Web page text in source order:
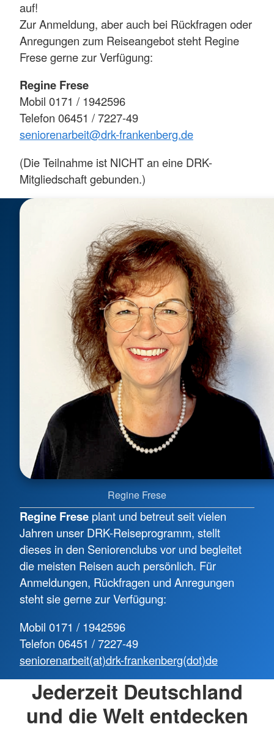
auf!
Zur Anmeldung, aber auch bei Rückfragen oder
Anregungen zum Reiseangebot steht Regine
Frese gerne zur Verfügung:
Regine Frese
Mobil 0171 / 1942596
Telefon 06451 / 7227-49
seniorenarbeit@drk-frankenberg.de
(Die Teilnahme ist NICHT an eine DRK-
Mitgliedschaft gebunden.)
Regine Frese
Regine Frese plant und betreut seit vielen
Jahren unser DRK-Reiseprogramm, stellt
dieses in den Seniorenclubs vor und begleitet
die meisten Reisen auch persönlich. Für
Anmeldungen, Rückfragen und Anregungen
steht sie gerne zur Verfügung:
Mobil 0171 / 1942596
Telefon 06451 / 7227-49
seniorenarbeit(at)drk-frankenberg(dot)de
Jederzeit Deutschland
und die Welt entdecken